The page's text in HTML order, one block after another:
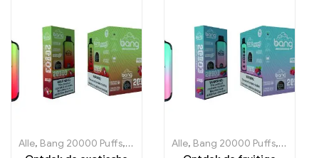
genot
Alle, Bang 20000 Puffs, wegwerp-e-sigaretten,Wegwerp e-
Alle, Bang 20000 Puffs,